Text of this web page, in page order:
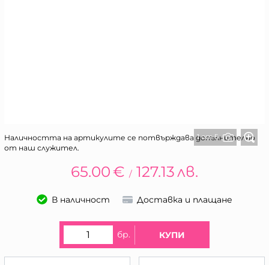
1 от 5
Наличността на артикулите се потвърждава допълнително
от наш служител.
65.00€ / 127.13лв.
В наличност Доставка и плащане
бр. КУПИ